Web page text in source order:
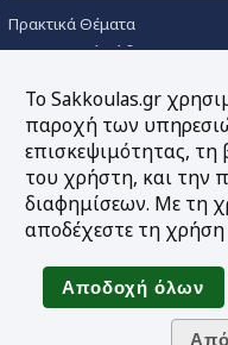
Πρακτικά Θέματα
Οικονομικοί Κώδικες
Συγγραμμάτων
Εργαλεία
Online υπολογισμός τόκων
Υπηρεσία Ηλεκτρονικής
Sitemap
Το Sakkoulas.gr
παροχή των
επισκεψιμότητας, τη
του χρήστη, και την
διαφημίσεων. Με τη
αποδέχεστε τη